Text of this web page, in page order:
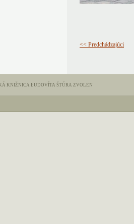
<< Predchádzajúci
KNIŽNICA ĽUDOVÍTA ŠTÚRA ZVOLEN